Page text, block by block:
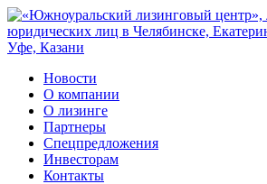
Новости
О компании
О лизинге
Партнеры
Спецпредложения
Инвесторам
Контакты